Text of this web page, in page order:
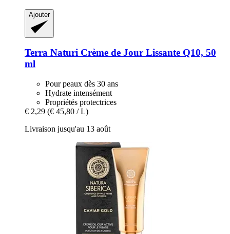
Ajouter
Terra Naturi Crème de Jour Lissante Q10, 50
ml
Pour peaux dès 30 ans
Hydrate intensément
Propriétés protectrices
€ 2,29 (€ 45,80 / L)
Livraison jusqu'au 13 août